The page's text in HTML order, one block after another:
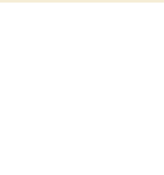
ASSINAR A